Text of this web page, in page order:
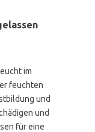
im
feuchten
und
und
für eine